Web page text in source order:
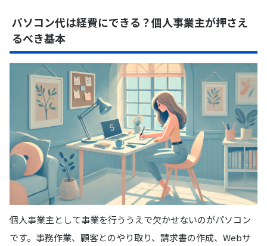
パソコン代は経費にできる？個人事業主が押さえ
るべき基本
個人事業主として事業を行ううえで欠かせないのがパソコン
です。事務作業、顧客とのやり取り、請求書の作成、Webサ